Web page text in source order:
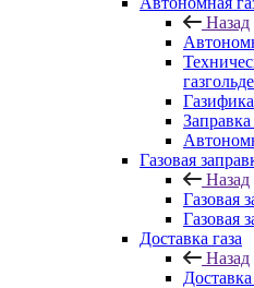
Назад
Заправка
Газовая
Назад
Газовая
Газовая
Доставка газа
Назад
Доставка